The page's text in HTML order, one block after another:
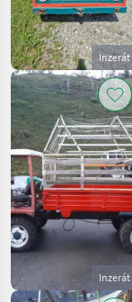
Inzerát
Inzerát